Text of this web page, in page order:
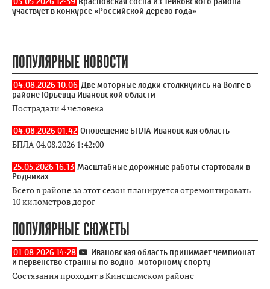
участвует в конкурсе «Российской дерево года»
ПОПУЛЯРНЫЕ НОВОСТИ
04.08.2026 10:06 Две моторные лодки столкнулись на Волге в
районе Юрьевца Ивановской области
Пострадали 4 человека
04.08.2026 01:42 Оповещение БПЛА Ивановская область
БПЛА 04.08.2026 1:42:00
25.05.2026 16:13 Масштабные дорожные работы стартовали в
Родниках
Всего в районе за этот сезон планируется отремонтировать
10 километров дорог
ПОПУЛЯРНЫЕ СЮЖЕТЫ
01.08.2026 14:28
Ивановская область принимает чемпионат
и первенство странны по водно-моторному спорту
Состязания проходят в Кинешемском районе